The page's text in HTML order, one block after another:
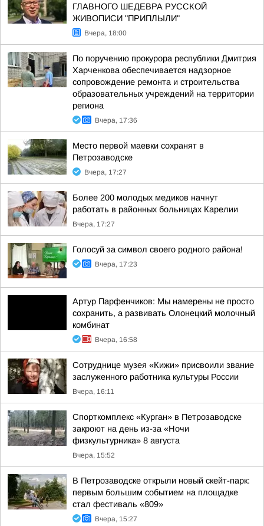
ГЛАВНОГО ШЕДЕВРА РУССКОЙ
ЖИВОПИСИ "ПРИПЛЫЛИ"
Вчера, 18:00
По поручению прокурора республики Дмитрия
Харченкова обеспечивается надзорное
сопровождение ремонта и строительства
образовательных учреждений на территории
региона
Вчера, 17:36
Место первой маевки сохранят в
Петрозаводске
Вчера, 17:27
Более 200 молодых медиков начнут
работать в районных больницах Карелии
Вчера, 17:27
Голосуй за символ своего родного района!
Вчера, 17:23
Артур Парфенчиков: Мы намерены не просто
сохранить, а развивать Олонецкий молочный
комбинат
Вчера, 16:58
Сотруднице музея «Кижи» присвоили звание
заслуженного работника культуры России
Вчера, 16:11
Спорткомплекс «Курган» в Петрозаводске
закроют на день из-за «Ночи
физкультурника» 8 августа
Вчера, 15:52
В Петрозаводске открыли новый скейт-парк:
первым большим событием на площадке
стал фестиваль «809»
Вчера, 15:27